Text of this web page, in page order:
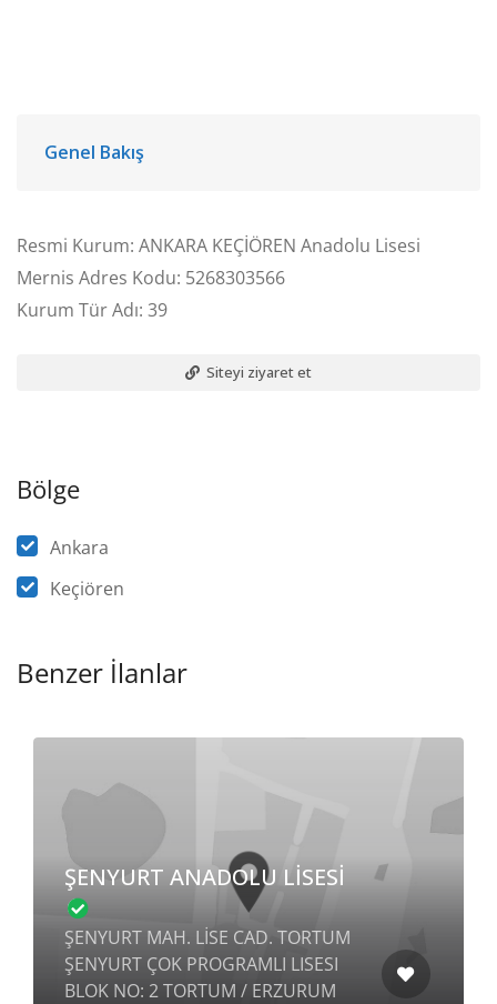
Genel Bakış
Resmi Kurum: ANKARA KEÇİÖREN Anadolu Lisesi
Mernis Adres Kodu: 5268303566
Kurum Tür Adı: 39
Siteyi ziyaret et
Bölge
Ankara
Keçiören
Benzer İlanlar
ŞENYURT ANADOLU LİSESİ
ŞENYURT MAH. LİSE CAD. TORTUM
ŞENYURT ÇOK PROGRAMLI LISESI
BLOK NO: 2 TORTUM / ERZURUM